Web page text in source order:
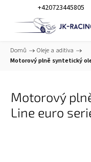
+420723445805
Domů / Oleje a aditiva /
Motorový plně syntetický
Motorový
Line euro